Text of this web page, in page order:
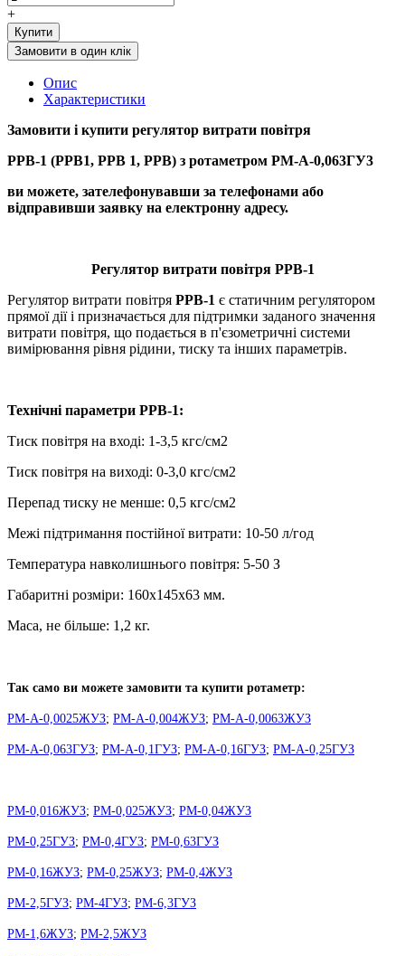
+
Купити
Замовити в один клік
Опис
Характеристики
Замовити і купити регулятор витрати повітря
РРВ-1 (РРВ1, РРВ 1, РРВ) з ротаметром РМ-А-0,063ГУ3
ви можете, зателефонувавши за телефонами або
відправивши заявку на електронну адресу.
Регулятор витрати повітря РРВ-1
Регулятор витрати повітря РРВ-1 є статичним регулятором
прямої дії і призначається для підтримки заданого значення
витрати повітря, що подається в п'єзометричні системи
вимірювання рівня рідини, тиску та інших параметрів.
Технічні параметри РРВ-1:
Тиск повітря на вході: 1-3,5 кгс/см2
Тиск повітря на виході: 0-3,0 кгс/см2
Перепад тиску не менше: 0,5 кгс/см2
Межі підтримання постійної витрати: 10-50 л/год
Температура навколишнього повітря: 5-50 З
Габаритні розміри: 160х145х63 мм.
Маса, не більше: 1,2 кг.
Так само ви можете замовити та купити ротаметр:
РМ-А-0,0025ЖУЗ; РМ-А-0,004ЖУЗ; РМ-А-0,0063ЖУЗ
РМ-А-0,063ГУЗ; РМ-А-0,1ГУЗ; РМ-А-0,16ГУЗ; РМ-А-0,25ГУЗ
РМ-0,016ЖУЗ; РМ-0,025ЖУЗ; РМ-0,04ЖУЗ
РМ-0,25ГУЗ; РМ-0,4ГУЗ; РМ-0,63ГУЗ
РМ-0,16ЖУЗ; РМ-0,25ЖУЗ; РМ-0,4ЖУЗ
РМ-2,5ГУЗ; РМ-4ГУЗ; РМ-6,3ГУЗ
РМ-1,6ЖУЗ; РМ-2,5ЖУЗ